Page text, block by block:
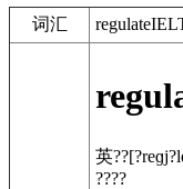
词汇
英??
????